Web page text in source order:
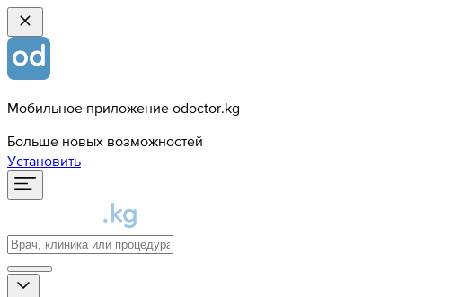
Мобильное приложение odoctor.kg
Больше новых возможностей
Установить